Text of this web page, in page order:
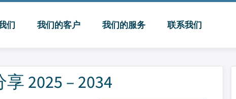
们 我们的客户 我们的服务 联系我们
2025 – 2034